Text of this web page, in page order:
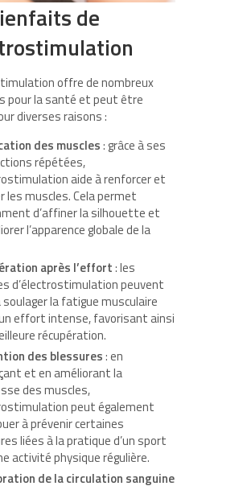
de
offre de nombreux
pour la santé et peut être
diverses raisons :
des muscles: grâce à ses
répétées,
aide à renforcer et
les muscles. Cela permet
d’affiner la silhouette et
l’apparence globale de la
après l’effort: les
d’électrostimulation peuvent
soulager la fatigue musculaire
effort intense, favorisant ainsi
récupération.
des blessures: en
et en améliorant la
des muscles,
peut également
à prévenir certaines
liées à la pratique d’un sport
activité physique régulière.
de la circulation sanguine